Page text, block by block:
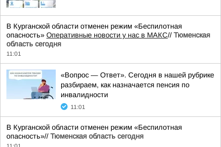
В Курганской области отменен режим «Беспилотная
опасность» Оперативные новости у нас в МАКС// Тюменская
область сегодня
11:01
«Вопрос — Ответ». Сегодня в нашей рубрике
разбираем, как назначается пенсия по
инвалидности
11:01
В Курганской области отменен режим «Беспилотная
опасность»// Тюменская область сегодня